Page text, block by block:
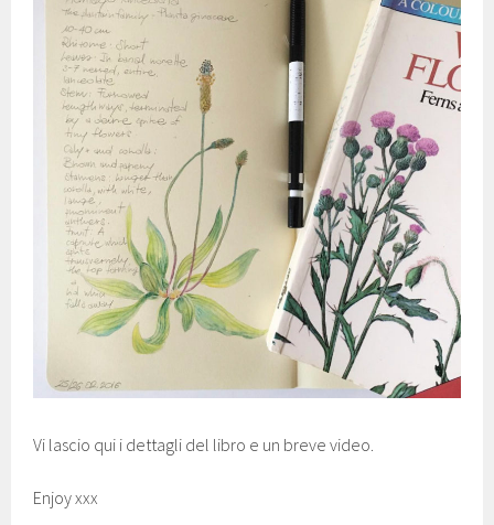
Vi lascio qui i dettagli del libro e un breve video.
Enjoy xxx